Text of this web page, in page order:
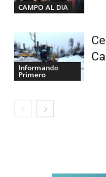
CAMPO AL DIA
Informando
Primero